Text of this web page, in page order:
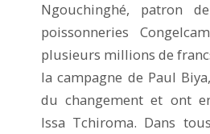
Ngouchinghé, patron
poissonneries
plusieurs millions de
la campagne de Paul
du changement et ont
Issa Tchiroma. Dans